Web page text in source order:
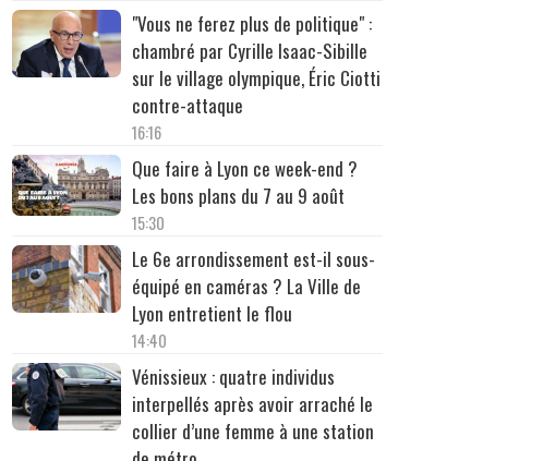
"Vous ne ferez plus de politique" :
chambré par Cyrille Isaac-Sibille
sur le village olympique, Éric Ciotti
contre-attaque
16:16
Que faire à Lyon ce week-end ?
Les bons plans du 7 au 9 août
15:30
Le 6e arrondissement est-il sous-
équipé en caméras ? La Ville de
Lyon entretient le flou
14:40
Vénissieux : quatre individus
interpellés après avoir arraché le
collier d’une femme à une station